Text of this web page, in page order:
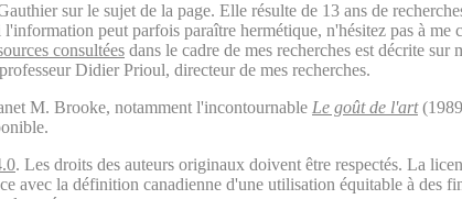
sur le sujet de la page. Elle résulte de 13 ans de
peut parfois paraître hermétique, n'hésitez pas à
consultées dans le cadre de mes recherches est décrite
Didier Prioul, directeur de mes recherches.
M. Brooke, notamment l'incontournable Le goût de l'art
. Les droits des auteurs originaux doivent être respectés. La
avec la définition canadienne d'une utilisation équitable à des